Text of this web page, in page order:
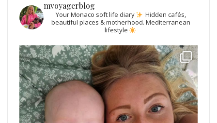
mvoyagerblog
Your Monaco soft life diary
Hidden cafés,
beautiful places & motherhood. Mediterranean
lifestyle